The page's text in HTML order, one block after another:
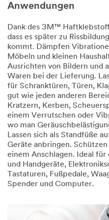
Anwendungen
Dank des 3M™
dass es später zu
kommt. Dämpfen
Möbeln und kleinen
Ausrichten von Bildern und
Waren bei der Lieferung.
für Schranktüren, Türen,
gut wie jeden anderen
Kratzern, Kerben,
einem Verrutschen oder
wo man
Lassen sich als Standfüße
Geräte anbringen.
einem Anschlagen. Ideal
und Handgeräte,
Tastaturen, Fußpedale,
Spender und Computer.